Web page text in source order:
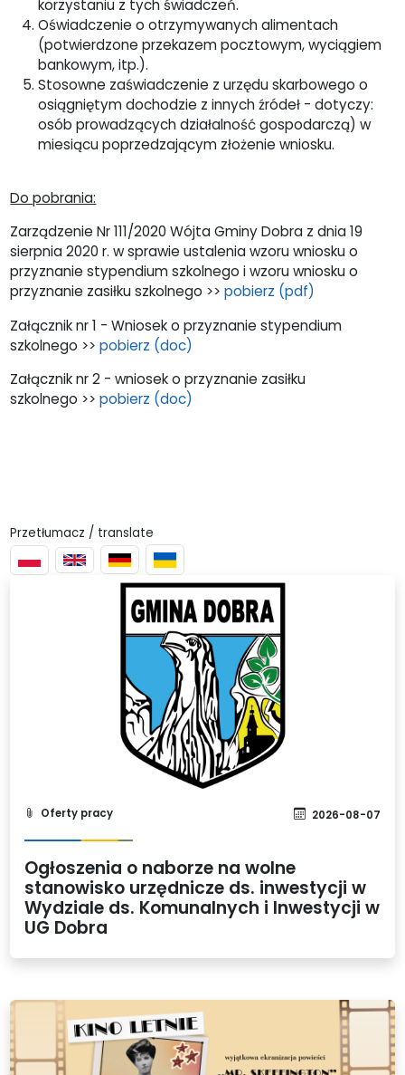
korzystaniu z tych świadczeń.
Oświadczenie o otrzymywanych alimentach
(potwierdzone przekazem pocztowym, wyciągiem
bankowym, itp.).
Stosowne zaświadczenie z urzędu skarbowego o
osiągniętym dochodzie z innych źródeł - dotyczy:
osób prowadzących działalność gospodarczą) w
miesiącu poprzedzającym złożenie wniosku.
Do pobrania:
Zarządzenie Nr 111/2020 Wójta Gminy Dobra z dnia 19
sierpnia 2020 r. w sprawie ustalenia wzoru wniosku o
przyznanie stypendium szkolnego i wzoru wniosku o
przyznanie zasiłku szkolnego >>pobierz (pdf)
Załącznik nr 1 - Wniosek o przyznanie stypendium
szkolnego >>pobierz (doc)
Załącznik nr 2 - wniosek o przyznanie zasiłku
szkolnego >>pobierz (doc)
Przetłumacz / translate
Oferty pracy 2026-08-07
Ogłoszenia o naborze na wolne
stanowisko urzędnicze ds. inwestycji w
Wydziale ds. Komunalnych i Inwestycji w
UG Dobra